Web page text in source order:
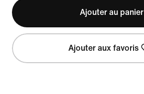
Ajouter au panier
Ajouter aux favoris